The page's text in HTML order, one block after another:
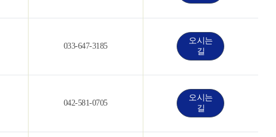
033-647-3185
오시는
길
042-581-0705
오시는
길